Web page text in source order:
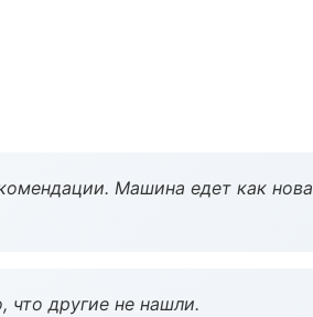
Машина едет как
что другие не нашли.